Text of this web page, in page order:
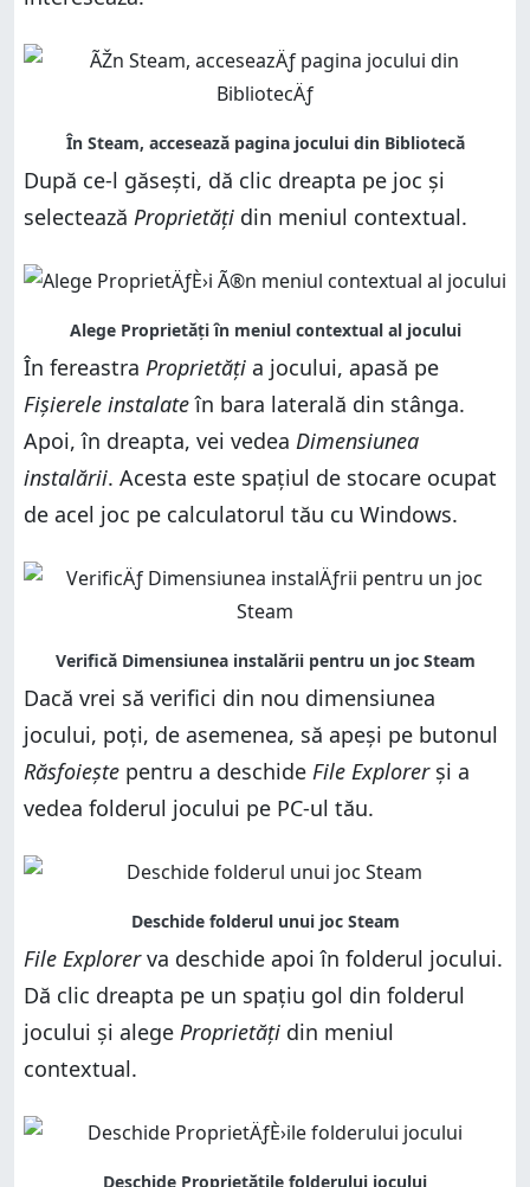
După ce-l găsești, dă clic dreapta pe joc și
selectează Proprietăți din meniul contextual.
În fereastra Proprietăți a jocului, apasă pe
Fișierele instalateîn bara laterală din stânga.
Apoi, în dreapta, vei vedea Dimensiunea
instalării. Acesta este spațiul de stocare ocupat
de acel joc pe calculatorul tău cu Windows.
Dacă vrei să verifici din nou dimensiunea
jocului, poți, de asemenea, să apeși pe butonul
Răsfoiește pentru a deschide File Explorerși a
vedea folderul jocului pe PC-ul tău.
File Explorerva deschide apoi în folderul jocului.
Dă clic dreapta pe un spațiu gol din folderul
jocului și alege Proprietăți din meniul
contextual.